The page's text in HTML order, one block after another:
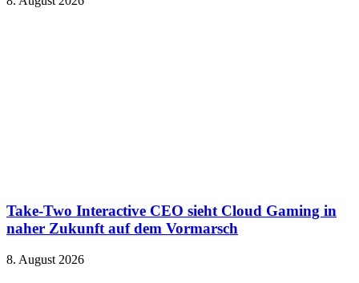
Take-Two Interactive CEO sieht Cloud Gaming in
naher Zukunft auf dem Vormarsch
8. August 2026